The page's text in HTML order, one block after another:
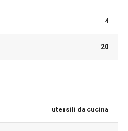
4
20
utensili da cucina